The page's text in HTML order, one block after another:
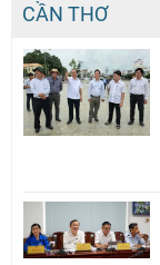
CẦN THƠ